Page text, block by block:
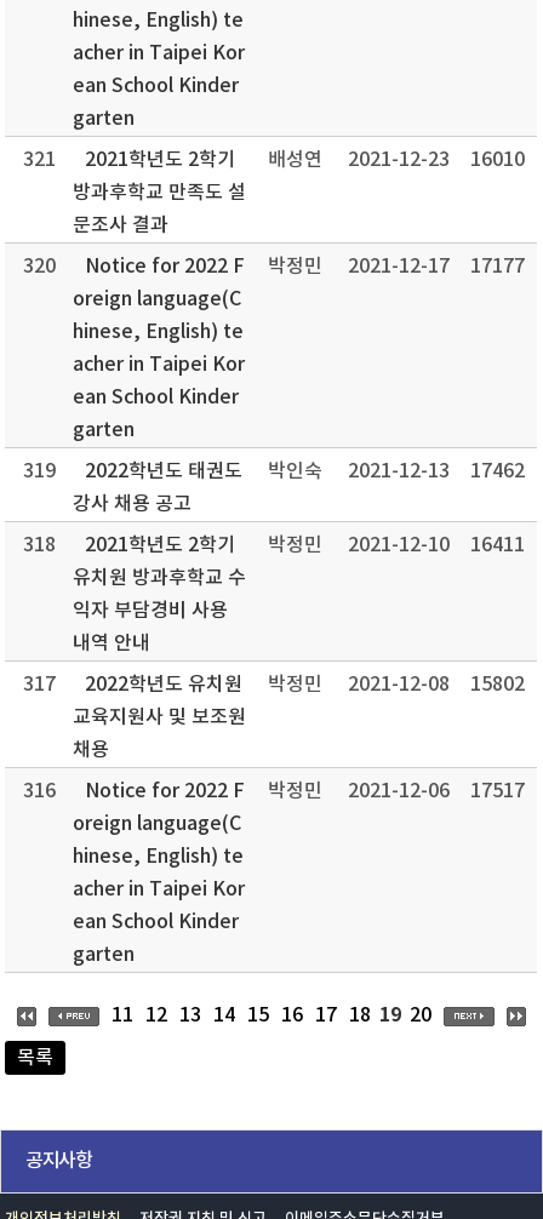
hinese, English) te
acher in Taipei Kor
ean School Kinder
garten
321
2021학년도 2학기
방과후학교 만족도 설
문조사 결과
배성연 2021-12-23 16010
320
Notice for 2022 F
oreign language(C
hinese, English) te
acher in Taipei Kor
ean School Kinder
garten
박정민 2021-12-17 17177
319
2022학년도 태권도
강사 채용 공고
박인숙 2021-12-13 17462
318
2021학년도 2학기
유치원 방과후학교 수
익자 부담경비 사용
내역 안내
박정민 2021-12-10 16411
317
2022학년도 유치원
교육지원사 및 보조원
채용
박정민 2021-12-08 15802
316
Notice for 2022 F
oreign language(C
hinese, English) te
acher in Taipei Kor
ean School Kinder
garten
박정민 2021-12-06 17517
11 12 13 14 15 16 17 18 19 20
목록
공지사항